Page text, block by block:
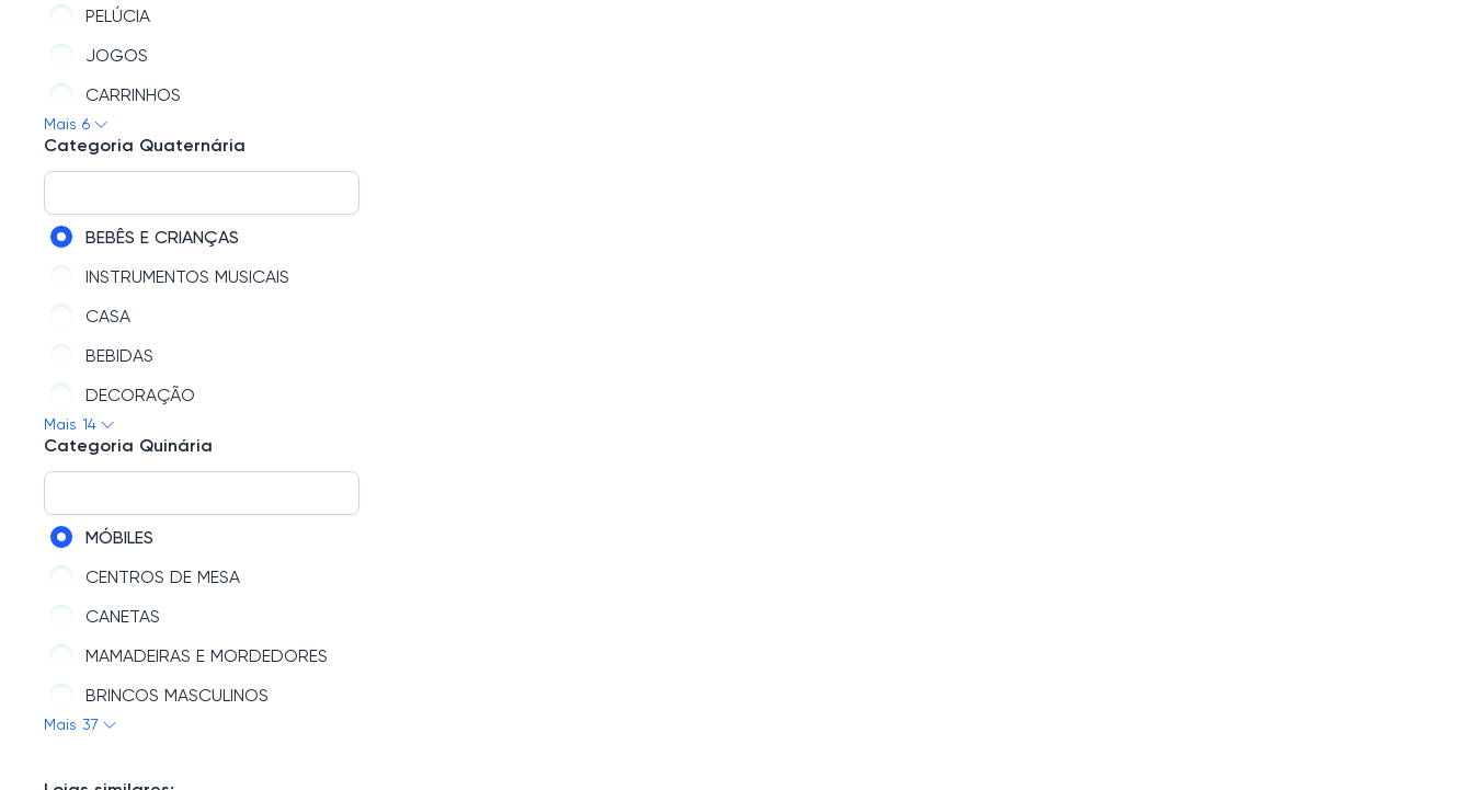
VELAS E AROMATIZANTES
PRESENTES DE ANIVERSÁRIO
PRESENTES COM LIVROS
PRESENTES COM ALMOFADAS
PRESENTES DE AGRADECIMENTO
PRESENTES PARA ELAS
FLORES E PELÚCIAS
PRESENTES DE DESCULPAS
PELÚCIA
JOGOS
CARRINHOS
PRESENTES PARA BEBÊ
Mais 6
Categoria Quaternária
BEBÊS E CRIANÇAS
INSTRUMENTOS MUSICAIS
CASA
BEBIDAS
DECORAÇÃO
FANTOCHE
QUEBRA-CABEÇA
PAPELARIA
Mais 14
Categoria Quinária
MÓBILES
CENTROS DE MESA
CANETAS
MAMADEIRAS E MORDEDORES
BRINCOS MASCULINOS
Mais 37